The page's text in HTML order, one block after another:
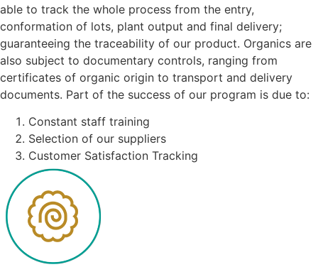
able to track the whole process from the entry,
conformation of lots, plant output and final delivery;
guaranteeing the traceability of our product. Organics are
also subject to documentary controls, ranging from
certificates of organic origin to transport and delivery
documents. Part of the success of our program is due to:
Constant staff training
Selection of our suppliers
Customer Satisfaction Tracking